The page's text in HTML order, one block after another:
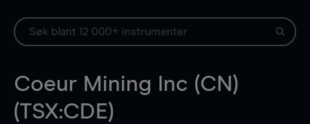
Coeur Mining Inc (CN)
(TSX:CDE)